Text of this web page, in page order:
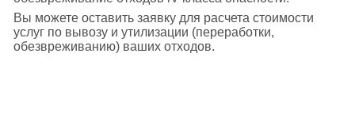
Вы можете оставить заявку для расчета стоимости
услуг по вывозу и утилизации (переработки,
обезвреживанию) ваших отходов.